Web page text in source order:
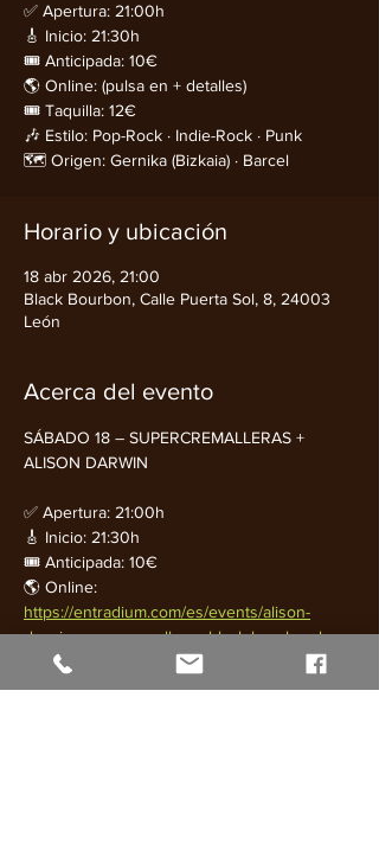
✅ Apertura: 21:00h
🎸 Inicio: 21:30h
🎟️ Anticipada: 10€
🌎 Online: (pulsa en + detalles)
🎟️ Taquilla: 12€
🎶 Estilo: Pop-Rock · Indie-Rock · Punk
🗺️ Origen: Gernika (Bizkaia) · Barcel
Horario y ubicación
18 abr 2026, 21:00
Black Bourbon, Calle Puerta Sol, 8, 24003
León
Acerca del evento
SÁBADO 18 – SUPERCREMALLERAS +
ALISON DARWIN
✅ Apertura: 21:00h
🎸 Inicio: 21:30h
🎟️ Anticipada: 10€
🌎 Online:
https://entradium.com/es/events/alison-
darwin-supercremalleras-black-bourbon-leon
🎟️ Taquilla: 12€